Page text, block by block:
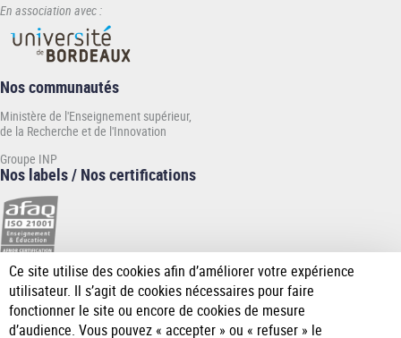
En association avec :
Nos communautés
Ministère de l'Enseignement supérieur,
de la Recherche et de l'Innovation
Groupe INP
Nos labels / Nos certifications
Ce site utilise des cookies afin d’améliorer votre expérience
utilisateur. Il s’agit de cookies nécessaires pour faire
fonctionner le site ou encore de cookies de mesure
d’audience. Vous pouvez « accepter » ou « refuser » le